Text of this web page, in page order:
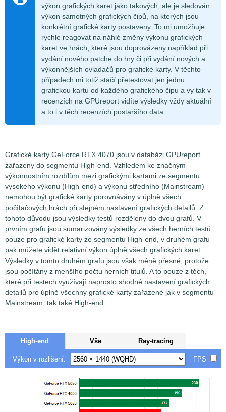
výkon grafických karet jako takových, ale je sledován
výkon samotných grafických čipů, na kterých jsou
konkrétní grafické karty postaveny. To mi umožňuje
rychle reagovat na náhlé změny výkonu grafických
karet ve hrách, které jsou doprovázeny například při
vydání nového patche do hry či při vydání nových a
výkonnějších ovladačů pro grafické karty. V těchto
případech mi totiž stačí přetestovat jen jednu
grafickou kartu od každého grafického čipu a vy tak v
recenzích na GPUreport vidíte výsledky vždy aktuální
a to i v těch recenzích postaršího data.
Grafické karty GeForce RTX 4070 jsou v databázi GPUreport
zařazeny do segmentu High-end. Vzhledem ke značným
výkonnostním rozdílům mezi grafickými kartami ze segmentu
vysokého výkonu (High-end) a výkonu středního (Mainstream)
nemohou být grafické karty porovnávány v úplně všech
počítačových hrách při stejném nastavení grafických detailů. Z
tohoto důvodu jsou výsledky testů rozděleny do dvou grafů. V
prvním grafu jsou sumarizovány výsledky ze všech herních testů
pouze pro grafické karty ze segmentu High-end, v druhém grafu
pak můžete vidět relativní výkon úplně všech grafických karet.
Výsledky v tomto druhém grafu jsou však méně přesné, protože
jsou počítány z menšího počtu herních titulů. A to pouze z těch,
které při testech využívají naprosto shodné nastavení grafických
detailů pro úplně všechny grafické karty zařazené jak v segmentu
Mainstream, tak také High-end.
High-end Vše Ray-tracing
Výkon v rozlišení: FPS